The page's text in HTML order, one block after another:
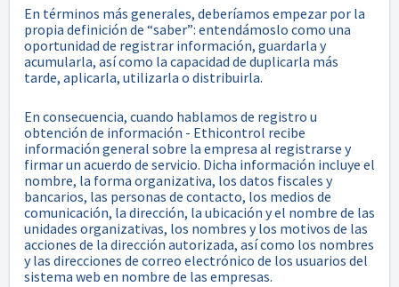
En términos más generales, deberíamos empezar por la
propia definición de “saber”: entendámoslo como una
oportunidad de registrar información, guardarla y
acumularla, así como la capacidad de duplicarla más
tarde, aplicarla, utilizarla o distribuirla.
En consecuencia, cuando hablamos de registro u
obtención de información - Ethicontrol recibe
información general sobre la empresa al registrarse y
firmar un acuerdo de servicio. Dicha información incluye el
nombre, la forma organizativa, los datos fiscales y
bancarios, las personas de contacto, los medios de
comunicación, la dirección, la ubicación y el nombre de las
unidades organizativas, los nombres y los motivos de las
acciones de la dirección autorizada, así como los nombres
y las direcciones de correo electrónico de los usuarios del
sistema web en nombre de las empresas.